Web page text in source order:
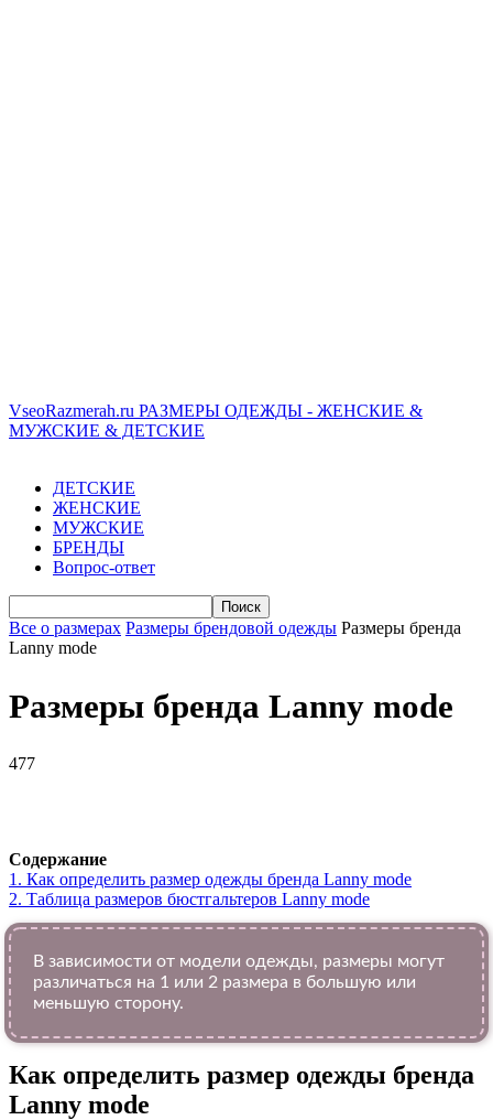
VseoRazmerah.ru РАЗМЕРЫ ОДЕЖДЫ - ЖЕНСКИЕ &
МУЖСКИЕ & ДЕТСКИЕ
ДЕТСКИЕ
ЖЕНСКИЕ
МУЖСКИЕ
БРЕНДЫ
Вопрос-ответ
Все о размерах Размеры брендовой одежды Размеры бренда
Lanny mode
Размеры бренда Lanny mode
477
Содержание
1. Как определить размер одежды брендa Lanny mode
2. Таблица размеров бюстгальтеров Lanny mode
В зависимости от модели одежды, размеры могут
различаться на 1 или 2 размера в большую или
меньшую сторону.
Как определить размер одежды брендa
Lanny mode